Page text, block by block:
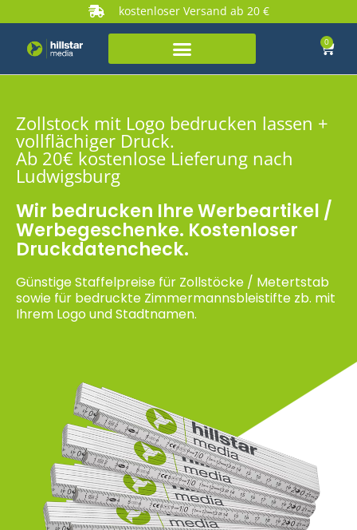
kostenloser Versand ab 20 €
0
Zollstock mit Logo bedrucken lassen +
vollflächiger Druck.
Ab 20€ kostenlose Lieferung nach
Ludwigsburg
Wir bedrucken Ihre Werbeartikel /
Werbegeschenke. Kostenloser
Druckdatencheck.
Günstige Staffelpreise für Zollstöcke / Metertstab
sowie für bedruckte Zimmermannsbleistifte zb. mit
Ihrem Logo und Stadtnamen.